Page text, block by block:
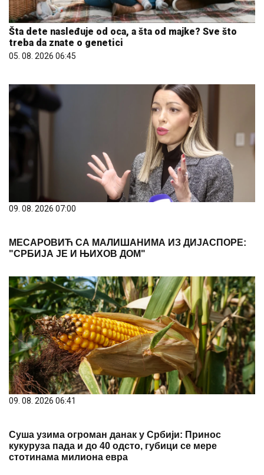
Šta dete nasleđuje od oca, a šta od majke? Sve što
treba da znate o genetici
05. 08. 2026 06:45
09. 08. 2026 07:00
МЕСАРОВИЋ СА МАЛИШАНИМА ИЗ ДИЈАСПОРЕ:
"СРБИЈА ЈЕ И ЊИХОВ ДОМ"
09. 08. 2026 06:41
Суша узима огроман данак у Србији: Принос
кукуруза пада и до 40 одсто, губици се мере
стотинама милиона евра